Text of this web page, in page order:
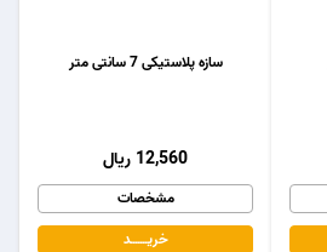
سازه پلاستیکی 7 سانتی متر
12,560 ریال
مشخصات
خریـــــــد